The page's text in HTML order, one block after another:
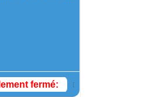
fermé: